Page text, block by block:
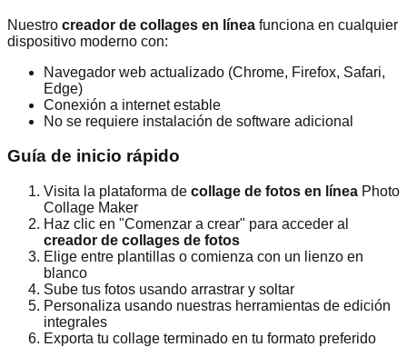
Nuestro creador de collages en línea funciona en cualquier
dispositivo moderno con:
Navegador web actualizado (Chrome, Firefox, Safari,
Edge)
Conexión a internet estable
No se requiere instalación de software adicional
Guía de inicio rápido
Visita la plataforma de collage de fotos en línea Photo
Collage Maker
Haz clic en "Comenzar a crear" para acceder al
creador de collages de fotos
Elige entre plantillas o comienza con un lienzo en
blanco
Sube tus fotos usando arrastrar y soltar
Personaliza usando nuestras herramientas de edición
integrales
Exporta tu collage terminado en tu formato preferido